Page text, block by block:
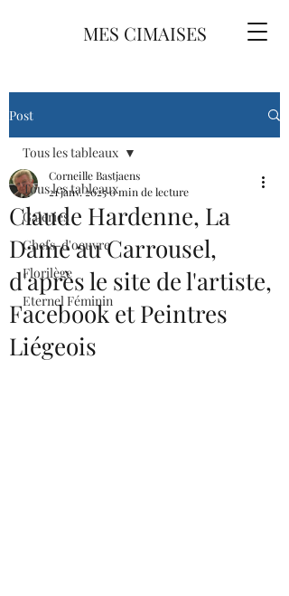
MES CIMAISES
Post
Tous les tableaux
Galeries
Chefs-d'oeuvre
Florilège
Eternel Féminin
Tous les tableaux
Claude Hardenne, La
Dame au Carrousel,
d'après le site de l'artiste,
Facebook et Peintres
Liégeois
Corneille Bastjaens
21 janv. 20250 min de lecture